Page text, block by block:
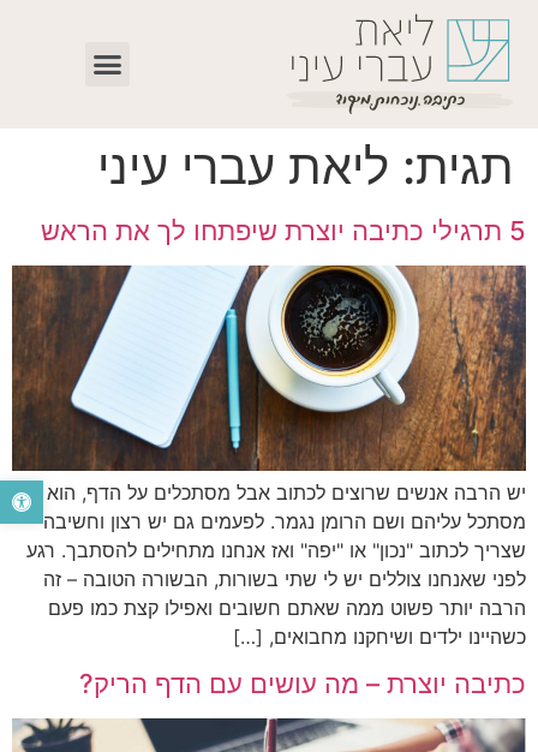
פתח
תגית: ליאת עברי עיני
5 תרגילי כתיבה יוצרת שיפתחו לך את הראש
יש הרבה אנשים שרוצים לכתוב אבל מסתכלים על הדף, הוא
מסתכל עליהם ושם הרומן נגמר. לפעמים גם יש רצון וחשיבה
שצריך לכתוב "נכון" או "יפה" ואז אנחנו מתחילים להסתבך. רגע
לפני שאנחנו צוללים יש לי שתי בשורות, הבשורה הטובה – זה
הרבה יותר פשוט ממה שאתם חשובים ואפילו קצת כמו פעם
כשהיינו ילדים ושיחקנו מחבואים, […]
כתיבה יוצרת – מה עושים עם הדף הריק?